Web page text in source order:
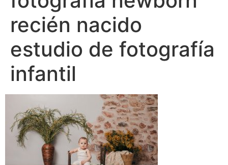
recién nacido
estudio de fotografía
infantil